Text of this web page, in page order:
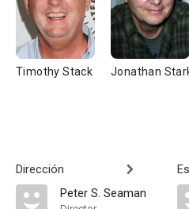
Timothy Stack Jonathan
Dirección
Peter S. Seaman